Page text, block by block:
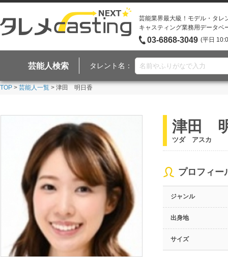
芸能業界最大級！モデル・タレ
キャスティング業務用データベ
03-6868-3049 (平日
芸能人検索 タレント名：
TOP > 芸能人一覧 > 津田 明日香
津田
ツダ アスカ
プロフィー
ジャンル
出身地
サイズ